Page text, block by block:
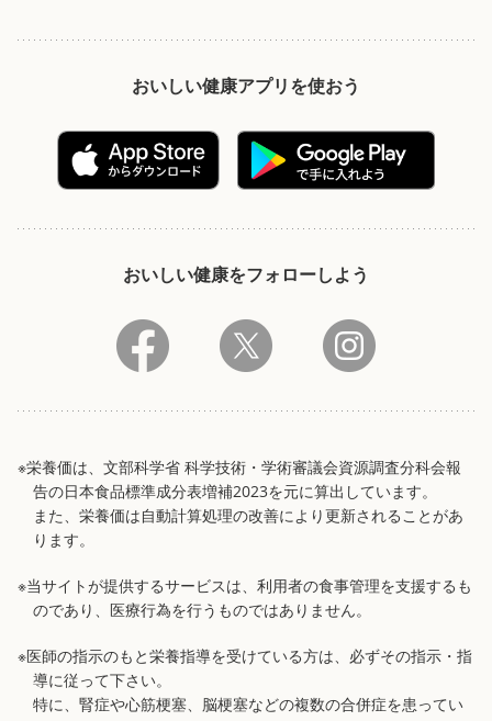
おいしい健康アプリを使おう
おいしい健康をフォローしよう
※栄養価は、文部科学省 科学技術・学術審議会資源調査分科会報
告の日本食品標準成分表増補2023を元に算出しています。
また、栄養価は自動計算処理の改善により更新されることがあ
ります。
※当サイトが提供するサービスは、利用者の食事管理を支援するも
のであり、医療行為を行うものではありません。
※医師の指示のもと栄養指導を受けている方は、必ずその指示・指
導に従って下さい。
特に、腎症や心筋梗塞、脳梗塞などの複数の合併症を患ってい